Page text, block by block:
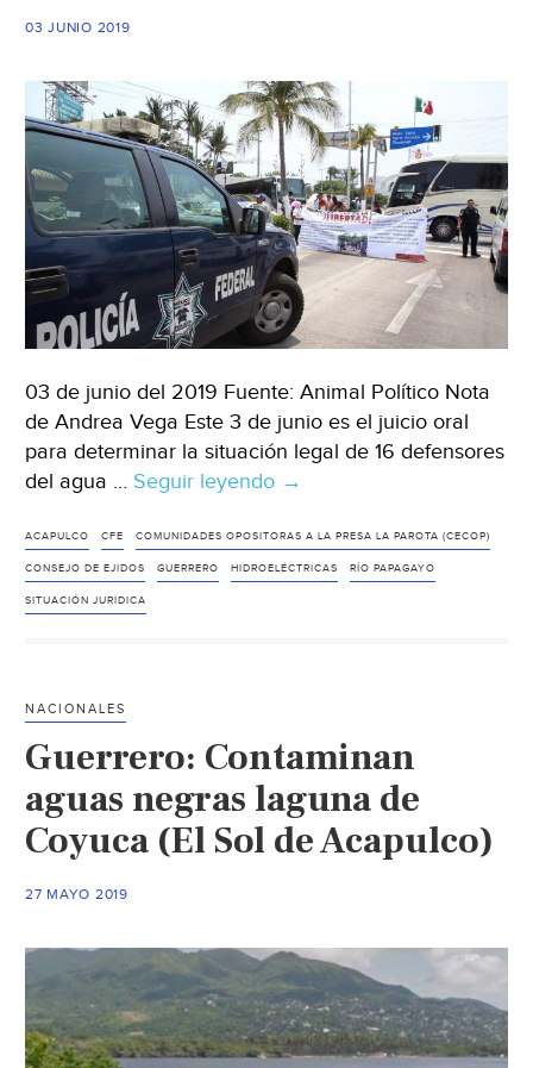
03 JUNIO 2019
03 de junio del 2019 Fuente: Animal Político Nota
de Andrea Vega Este 3 de junio es el juicio oral
para determinar la situación legal de 16 defensores
del agua … Seguir leyendo Guerrero:
define
este
16
que
se
de
CFE
(Animal
político)
→
ACAPULCO CFE COMUNIDADES OPOSITORAS A LA PRESA LA PAROTA (CECOP)
CONSEJO DE EJIDOS GUERRERO HIDROELÉCTRICAS RÍO PAPAGAYO
SITUACIÓN JURIDICA
NACIONALES
Guerrero: Contaminan
aguas negras laguna de
Coyuca (El Sol de Acapulco)
27 MAYO 2019